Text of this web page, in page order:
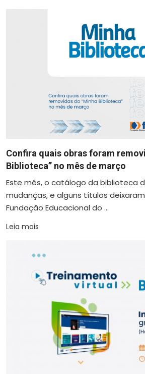
Confira quais obras foram
Biblioteca” no mês de março
Este mês, o catálogo da biblioteca
mudanças, e alguns títulos
Fundação Educacional do ...
Leia mais